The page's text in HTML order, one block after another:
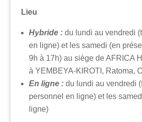
Lieu
Hybride :du lundi au vendredi
en ligne) et les samedi (en
9h à 17h) au siège de AFRICA
à YEMBEYA-KIROTI, Ratoma,
En ligne :du lundi au vendredi
personnel en ligne) et les
ligne)